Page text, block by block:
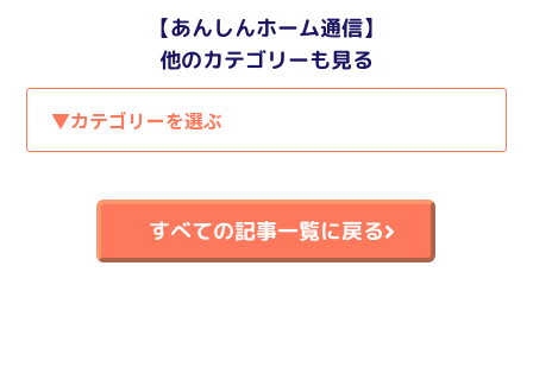
【あんしんホーム通信】
他のカテゴリーも見る
▼カテゴリーを選ぶ
すべての記事一覧に戻る